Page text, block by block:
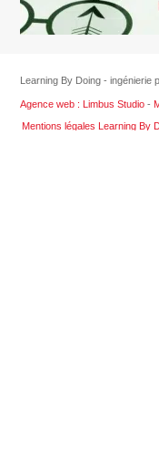
Learning By Doing - ingénierie
Agence web : Limbus Studio -
Mentions légales Learning By